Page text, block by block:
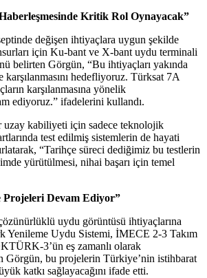
Kritik Rol Oynayacak”
değişen ihtiyaçlara uygun şekilde
için Ku-bant ve X-bant uydu terminali
belirten Görgün, “Bu ihtiyaçları yakında
hedefliyoruz. Türksat 7A
karşılanmasına yönelik
ediyoruz.” ifadelerini kullandı.
kabiliyeti için sadece teknolojik
test edilmiş sistemlerin de hayati
“Tarihçe süreci dediğimiz bu testlerin
yürütülmesi, nihai başarı için temel
Devam Ediyor”
uydu görüntüsü ihtiyaçlarına
Yenileme Uydu Sistemi, İMECE 2-3 Takım
3’ün eş zamanlı olarak
Görgün, bu projelerin Türkiye’nin istihbarat
katkı sağlayacağını ifade etti.